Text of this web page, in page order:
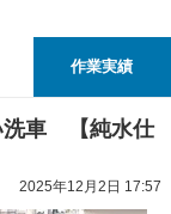
作業実績
洗車 【純水仕
2025年12月2日 17:57